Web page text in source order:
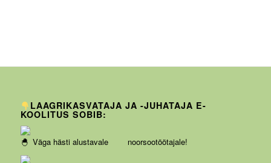
LAAGRIKASVATAJA JA -JUHATAJA E-
KOOLITUS SOBIB:
Väga hästi alustavale noorsootöötajale!